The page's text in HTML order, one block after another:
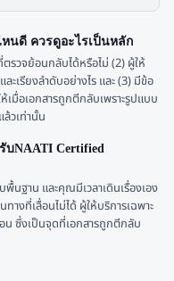
นดี ควรดูอะไรเป็นหลัก
รวจย้อนกลับได้หรือไม่ (2) ผู้ให้
เรียงลำดับอย่างไร และ (3) มีข้อ
มื่อเอกสารถูกตีกลับเพราะรูปแบบ
วเท่านั้น
บNAATI Certified
นฐาน และคุณมีเวลาเดินเรื่องเอง
งที่เลื่อนไม่ได้ ผู้ให้บริการเฉพาะ
น ซึ่งเป็นจุดที่เอกสารถูกตีกลับ